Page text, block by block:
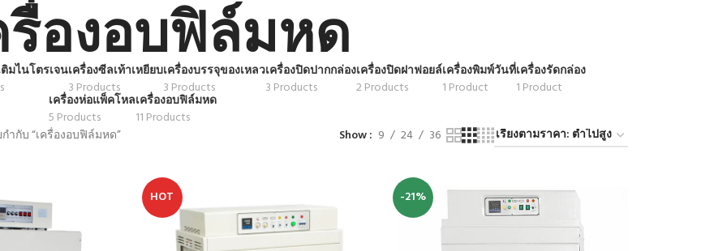
รื่องอบฟิล์มหด
มไนโตรเจนเครื่องซีลเท้าเหยียบ
3 Products
เครื่องบรรจุของเหลว
3 Products
เครื่องปิดปากกล่อง
3 Products
เครื่องปิดฝาฟอยล์
2 Products
เครื่องพิมพ์วันที่
1 Product
เครื่องรัดกล่อง
1 Product
เครื่องห่อแพ็คโหล
5 Products
เครื่องอบฟิล์มหด
11 Products
ำกับ “เครื่องอบฟิล์มหด”
Show 9 24 36
HOT -21%